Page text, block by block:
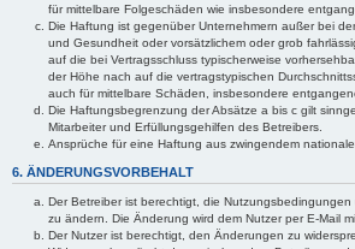
für mittelbare Folgeschäden wie insbesondere
Die Haftung ist gegenüber Unternehmern außer bei
und Gesundheit oder vorsätzlichem oder grob
auf die bei Vertragsschluss typischerweise
der Höhe nach auf die vertragstypischen
auch für mittelbare Schäden, insbesondere
Die Haftungsbegrenzung der Absätze a bis c gilt
Mitarbeiter und Erfüllungsgehilfen des Betreibers.
Ansprüche für eine Haftung aus zwingendem
6. ÄNDERUNGSVORBEHALT
Der Betreiber ist berechtigt, die
zu ändern. Die Änderung wird dem Nutzer per E-Mail
Der Nutzer ist berechtigt, den Änderungen zu